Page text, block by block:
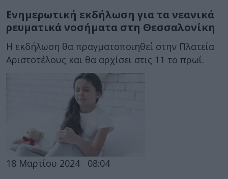
Ενημερωτική εκδήλωση για τα νεανικά
ρευματικά νοσήματα στη Θεσσαλονίκη
Η εκδήλωση θα πραγματοποιηθεί στην Πλατεία
Αριστοτέλους και θα αρχίσει στις 11 το πρωί.
18 Μαρτίου 2024 08:04